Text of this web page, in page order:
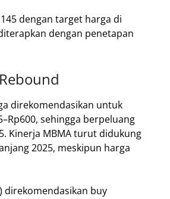
dengan target harga di
dengan penetapan
direkomendasikan untuk
sehingga berpeluang
Kinerja MBMA turut didukung
2025, meskipun harga
direkomendasikan buy